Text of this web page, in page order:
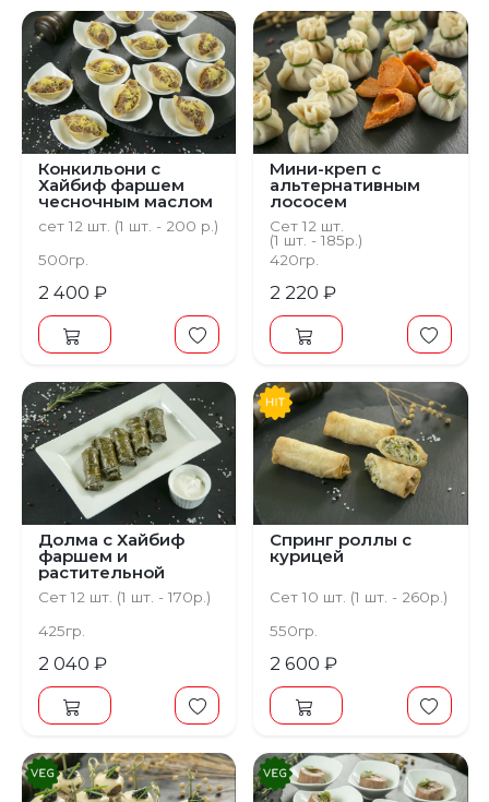
Конкильони с
Хайбиф фаршем
чесночным маслом
и растительным
сыром
сет 12 шт. (1 шт. - 200 р.)
500гр.
2 400 ₽
Мини-креп с
альтернативным
лососем
Сет 12 шт.
(1 шт. - 185р.)
420гр.
2 220 ₽
Долма с Хайбиф
фаршем и
растительной
сметаной
Сет 12 шт. (1 шт. - 170р.)
425гр.
2 040 ₽
Спринг роллы с
курицей
Сет 10 шт. (1 шт. - 260р.)
550гр.
2 600 ₽